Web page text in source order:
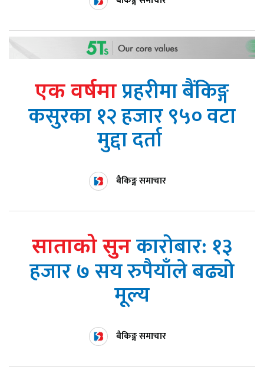
एक वर्षमाप्रहरीमा बैंकिङ्ग
कसुरका १२ हजार ९५० वटा
मुद्दा दर्ता
बैकिङ्ग समाचार
साताको सुनकारोबार: १३
हजार ७ सय रुपैयाँले बढ्यो
मूल्य
बैकिङ्ग समाचार